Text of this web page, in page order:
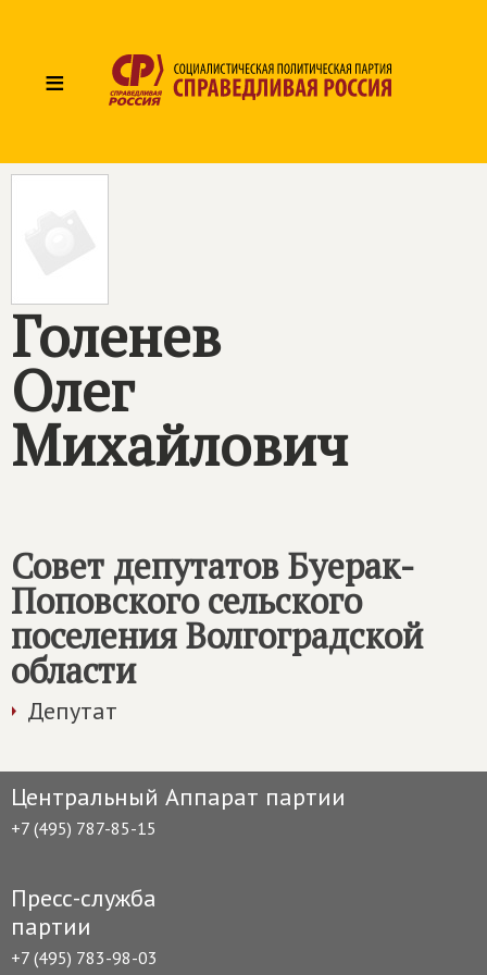
≡
Голенев
Олег
Михайлович
Совет депутатов Буерак-
Поповского сельского
поселения Волгоградской
области
Депутат
Центральный Аппарат партии
+7 (495) 787-85-15
Пресс-служба
партии
+7 (495) 783-98-03